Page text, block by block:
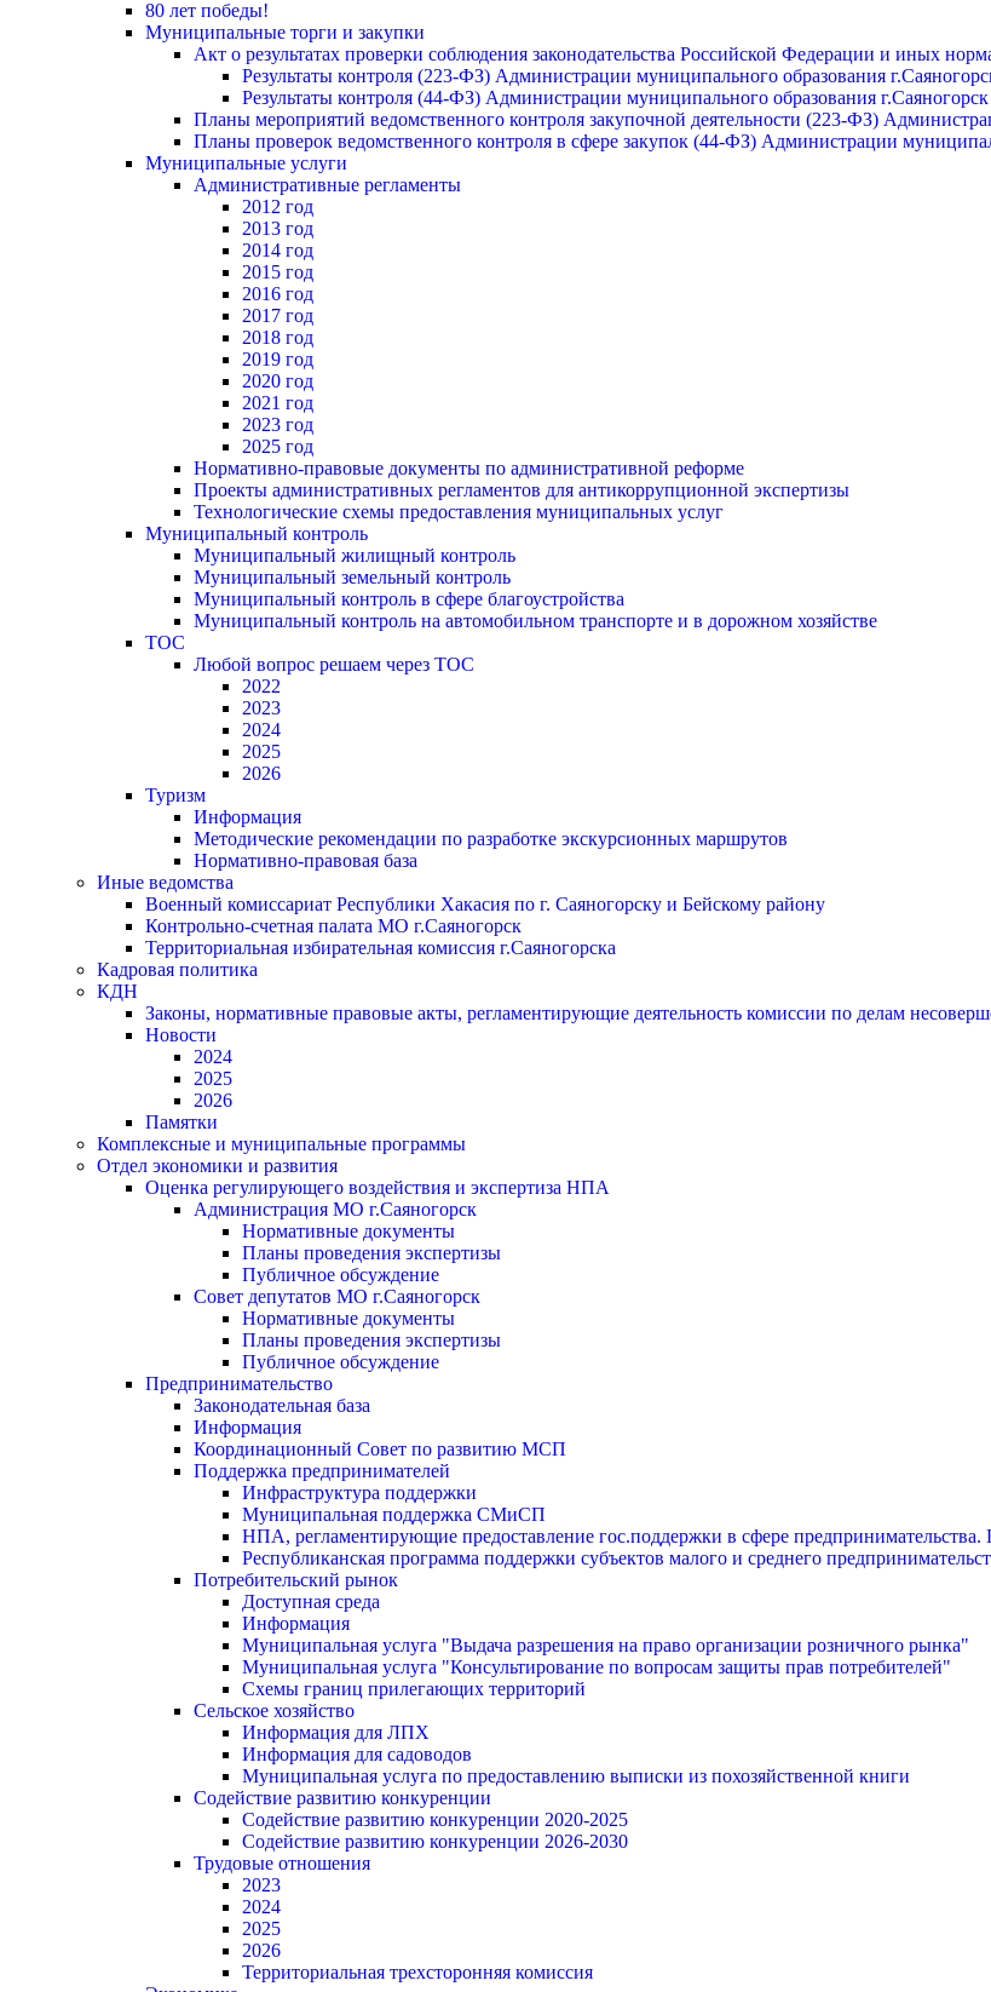
80 лет победы!
Муниципальные торги и закупки
Акт о результатах проверки соблюдения законодательства Российской Федерации и иных
Результаты контроля (223-ФЗ) Администрации муниципального образования
Результаты контроля (44-ФЗ) Администрации муниципального образования г.Саяногорск
Планы мероприятий ведомственного контроля закупочной деятельности (223-ФЗ)
Планы проверок ведомственного контроля в сфере закупок (44-ФЗ) Администрации
Муниципальные услуги
Административные регламенты
2012 год
2013 год
2014 год
2015 год
2016 год
2017 год
2018 год
2019 год
2020 год
2021 год
2023 год
2025 год
Нормативно-правовые документы по административной реформе
Проекты административных регламентов для антикоррупционной экспертизы
Технологические схемы предоставления муниципальных услуг
Муниципальный контроль
Муниципальный жилищный контроль
Муниципальный земельный контроль
Муниципальный контроль в сфере благоустройства
Муниципальный контроль на автомобильном транспорте и в дорожном хозяйстве
ТОС
Любой вопрос решаем через ТОС
2022
2023
2024
2025
2026
Туризм
Информация
Методические рекомендации по разработке экскурсионных маршрутов
Нормативно-правовая база
Иные ведомства
Военный комиссариат Республики Хакасия по г. Саяногорску и Бейскому району
Контрольно-счетная палата МО г.Саяногорск
Территориальная избирательная комиссия г.Саяногорска
Кадровая политика
КДН
Законы, нормативные правовые акты, регламентирующие деятельность комиссии по делам
Новости
2024
2025
2026
Памятки
Комплексные и муниципальные программы
Отдел экономики и развития
Оценка регулирующего воздействия и экспертиза НПА
Администрация МО г.Саяногорск
Нормативные документы
Планы проведения экспертизы
Публичное обсуждение
Совет депутатов МО г.Саяногорск
Нормативные документы
Планы проведения экспертизы
Публичное обсуждение
Предпринимательство
Законодательная база
Информация
Координационный Совет по развитию МСП
Поддержка предпринимателей
Инфраструктура поддержки
Муниципальная поддержка СМиСП
НПА, регламентирующие предоставление гос.поддержки в сфере
Республиканская программа поддержки субъектов малого и среднего
Потребительский рынок
Доступная среда
Информация
Муниципальная услуга "Выдача разрешения на право организации розничного рынка"
Муниципальная услуга "Консультирование по вопросам защиты прав потребителей"
Схемы границ прилегающих территорий
Сельское хозяйство
Информация для ЛПХ
Информация для садоводов
Муниципальная услуга по предоставлению выписки из похозяйственной книги
Содействие развитию конкуренции
Содействие развитию конкуренции 2020-2025
Содействие развитию конкуренции 2026-2030
Трудовые отношения
2023
2024
2025
2026
Территориальная трехсторонняя комиссия